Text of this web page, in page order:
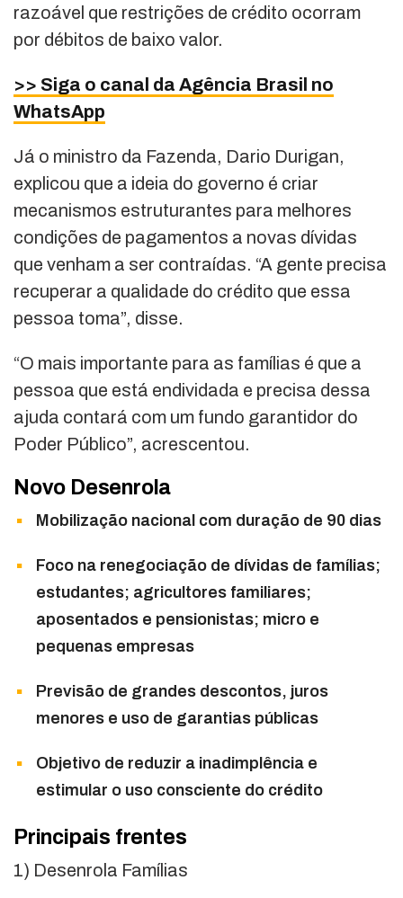
razoável que restrições de crédito ocorram
por débitos de baixo valor.
>> Siga o canal da Agência Brasil no
WhatsApp
Já o ministro da Fazenda, Dario Durigan,
explicou que a ideia do governo é criar
mecanismos estruturantes para melhores
condições de pagamentos a novas dívidas
que venham a ser contraídas. “A gente precisa
recuperar a qualidade do crédito que essa
pessoa toma”, disse.
“O mais importante para as famílias é que a
pessoa que está endividada e precisa dessa
ajuda contará com um fundo garantidor do
Poder Público”, acrescentou.
Novo Desenrola
Mobilização nacional com duração de 90 dias
Foco na renegociação de dívidas de famílias;
estudantes; agricultores familiares;
aposentados e pensionistas; micro e
pequenas empresas
Previsão de grandes descontos, juros
menores e uso de garantias públicas
Objetivo de reduzir a inadimplência e
estimular o uso consciente do crédito
Principais frentes
1) Desenrola Famílias